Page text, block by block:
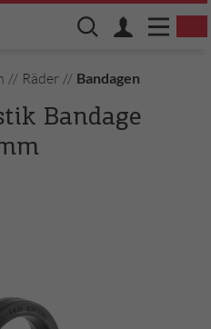
// Räder // Bandagen
Bandage